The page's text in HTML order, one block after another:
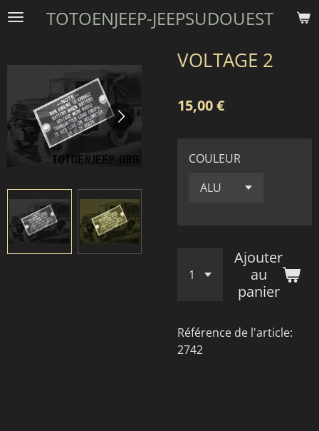
Passer
TOTOENJEEP-JEEPSUDOUEST
VOLTAGE 2
15,00 €
COULEUR
Ajouter
au
panier
Référence de l'article:
2742